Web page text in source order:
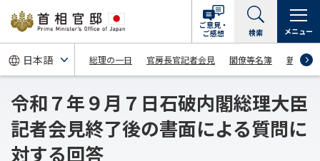
総理の一日 官房長官記者会見 閣僚等名簿 新着情報
ご意見・
ご感想
検索 メニュー
令和７年９月７日石破内閣総理大臣
記者会見終了後の書面による質問に
対する回答